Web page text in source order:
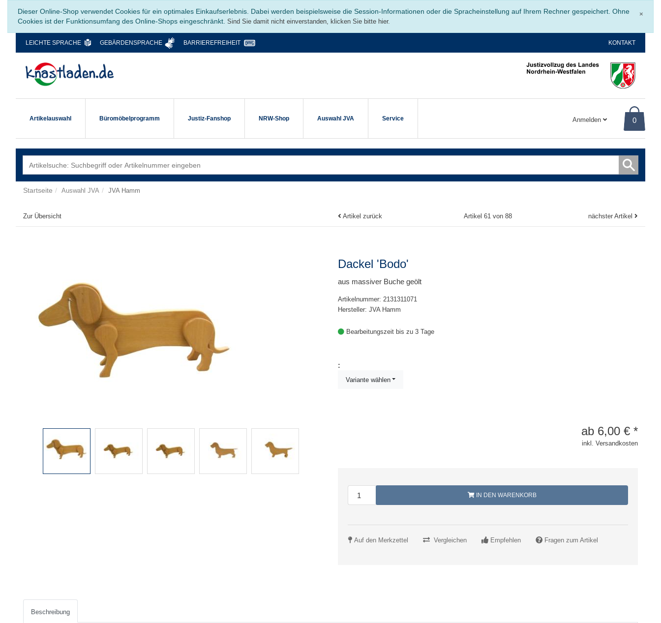
×
Dieser Online-Shop verwendet Cookies für ein optimales Einkaufserlebnis. Dabei werden beispielsweise die Session-Informationen oder die Spracheinstellung auf Ihrem Rechner gespeichert. Ohne
Cookies ist der Funktionsumfang des Online-Shops eingeschränkt. Sind Sie damit nicht einverstanden, klicken Sie bitte hier.
LEICHTE SPRACHE GEBÄRDENSPRACHE BARRIEREFREIHEIT KONTAKT
Artikelauswahl Büromöbelprogramm Justiz-Fanshop NRW-Shop Auswahl JVA Service Anmelden 0
Startseite Auswahl JVA JVA Hamm
Zur Übersicht Artikel zurück Artikel 61 von 88 nächster Artikel
Dackel 'Bodo'
aus massiver Buche geölt
Artikelnummer: 2131311071
Hersteller: JVA Hamm
Bearbeitungszeit bis zu 3 Tage
:
Variante wählen
ab 6,00 € *
inkl. Versandkosten
IN DEN WARENKORB
Auf den Merkzettel Vergleichen Empfehlen Fragen zum Artikel
Beschreibung